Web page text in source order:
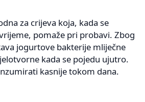
za crijeva koja, kada se
pomaže pri probavi. Zbog
jogurtove bakterije mliječne
kada se pojedu ujutro.
kasnije tokom dana.